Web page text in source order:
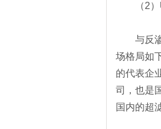
（2）
与反渗
场格局如
的代表企
司，也是
国内的超